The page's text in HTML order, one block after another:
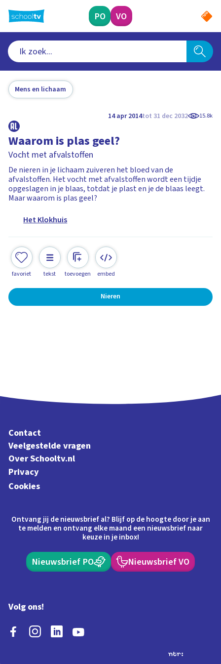
naar
hoofdinhoud
PO VO
Mens en lichaam
14 apr 2014tot 31 dec 2032 15.8k
Waarom is plas geel?
Vocht met afvalstoffen
De nieren in je lichaam zuiveren het bloed van de
afvalstoffen. Het vocht met afvalstoffen wordt een tijdje
opgeslagen in je blaas, totdat je plast en je de blaas leegt.
Maar waarom is plas geel?
Het Klokhuis
favoriet tekst toevoegen embed
Nieren
Contact
Veelgestelde vragen
Over Schooltv.nl
Privacy
Cookies
Ontvang jij de nieuwsbrief al? Blijf op de hoogte door je aan
te melden en ontvang elke maand een nieuwsbrief naar
keuze in je inbox!
Nieuwsbrief PO Nieuwsbrief VO
Volg ons!